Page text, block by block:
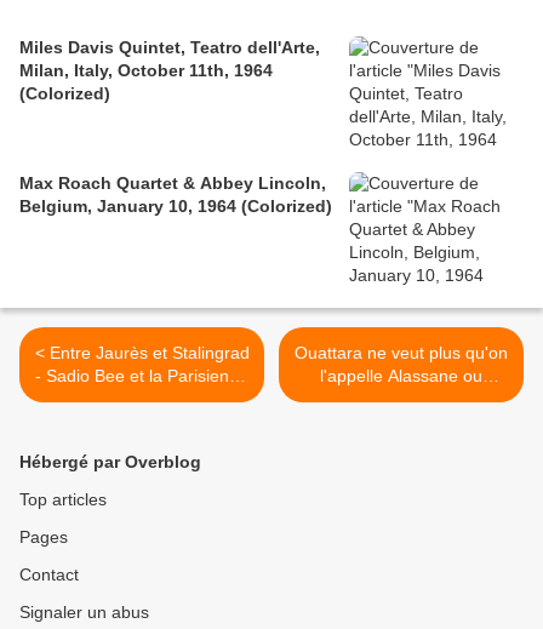
Miles Davis Quintet, Teatro dell'Arte,
Milan, Italy, October 11th, 1964
(Colorized)
Max Roach Quartet & Abbey Lincoln,
Belgium, January 10, 1964 (Colorized)
< Entre Jaurès et Stalingrad
- Sadio Bee et la Parisienne
Libérée - 23/06/2012
Ouattara ne veut plus qu'on
l'appelle Alassane ou
Dramane - Conseil national
Hébergé par Overblog
Top articles
Pages
Contact
Signaler un abus